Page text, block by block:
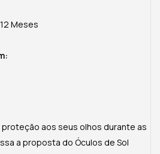
Meses
aos seus olhos durante as
a proposta do Óculos de Sol